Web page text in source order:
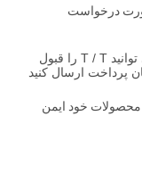
درخواست
ما معمولا T / T را قبول می کنیم، اگر شما نمی توانید T / T را قبول
پرداخت ارسال کنید